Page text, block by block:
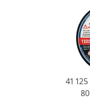
Огнеупорная
41